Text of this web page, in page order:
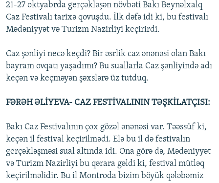
21-27 oktyabrda gerçəkləşən növbəti Bakı Beynəlxalq
Caz Festivalı tarixə qovuşdu. İlk dəfə idi ki, bu festivalı
Mədəniyyət və Turizm Nazirliyi keçirirdi.
Caz şənliyi necə keçdi? Bir əsrlik caz ənənəsi olan Bakı
bayram ovqatı yaşadımı? Bu suallarla Caz şənliyində adı
keçən və keçməyən şəxslərə üz tutduq.
FƏRƏH ƏLİYEVA- CAZ FESTİVALININ TƏŞKİLATÇISI:
Bakı Caz Festivalının çox gözəl ənənəsi var. Təəssüf ki,
keçən il festival keçirilmədi. Elə bu il də festivalın
gerçəkləşməsi sual altında idi. Ona görə də, Mədəniyyət
və Turizm Nazirliyi bu qərara gəldi ki, festival mütləq
keçirilməlidir. Bu il Montroda bizim böyük qələbəmiz